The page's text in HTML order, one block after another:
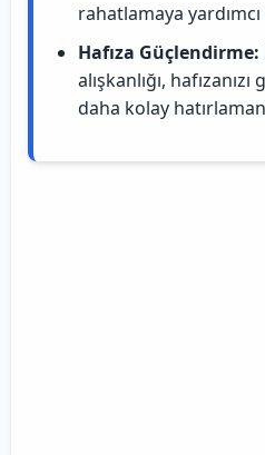
rahatlamaya yardımcı
Hafıza Güçlendirme:
alışkanlığı,
daha kolay